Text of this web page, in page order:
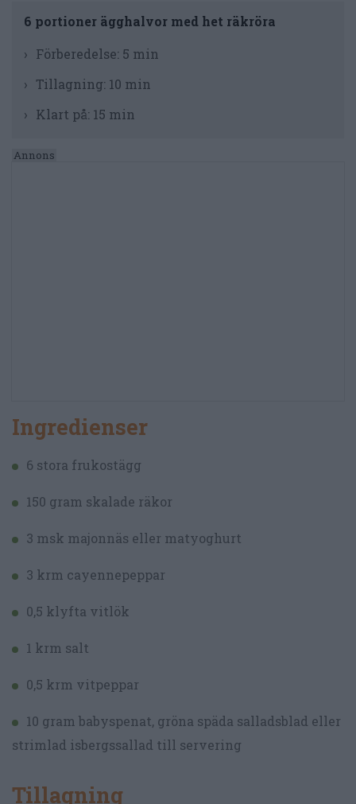
6 portioner ägghalvor med het räkröra
Förberedelse: 5 min
Tillagning: 10 min
Klart på: 15 min
Ingredienser
6 stora frukostägg
150 gram skalade räkor
3 msk majonnäs eller matyoghurt
3 krm cayennepeppar
0,5 klyfta vitlök
1 krm salt
0,5 krm vitpeppar
10 gram babyspenat, gröna späda salladsblad eller
strimlad isbergssallad till servering
Tillagning